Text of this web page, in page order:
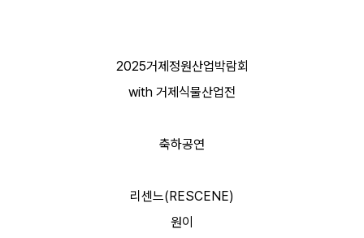
2025거제정원산업박람회
with 거제식물산업전
축하공연
리센느(RESCENE)
원이